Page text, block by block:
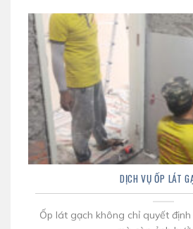
DỊCH VỤ ỐP LÁT
Ốp lát gạch không chỉ quyết